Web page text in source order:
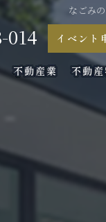
なごみ
014 イベント
不動産業 不動